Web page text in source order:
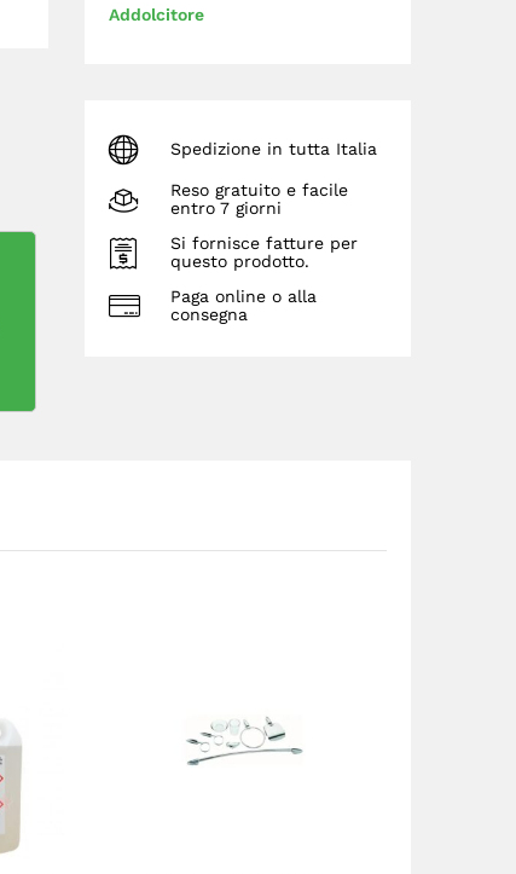
Addolcitore
Spedizione in tutta Italia
Reso gratuito e facile
entro 7 giorni
Si fornisce fatture per
questo prodotto.
Paga online o alla
consegna